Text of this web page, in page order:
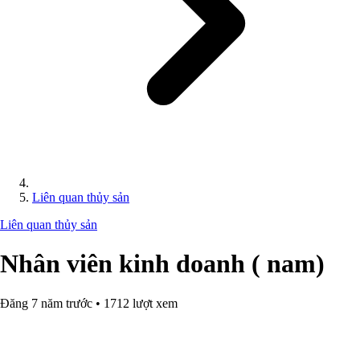
Liên quan thủy sản
Liên quan thủy sản
Nhân viên kinh doanh ( nam)
Đăng 7 năm trước • 1712 lượt xem